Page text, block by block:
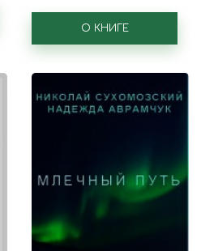
О КНИГЕ